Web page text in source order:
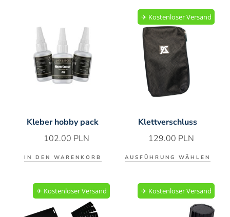
Kleber hobby pack
102.00 PLN
IN DEN WARENKORB
✈︎ Kostenloser Versand
Klettverschluss
129.00 PLN
AUSFÜHRUNG WÄHLEN
✈︎ Kostenloser Versand ✈︎ Kostenloser Versand